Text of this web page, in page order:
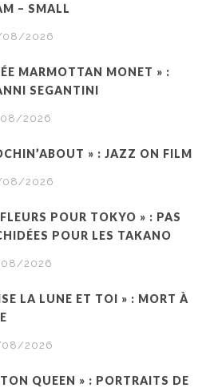
– SMALL
2026
MARMOTTAN MONET » :
SEGANTINI
2026
» : JAZZ ON FILM
2026
POUR TOKYO » : PAS
POUR LES TAKANO
2026
LA LUNE ET TOI » : MORT À
2026
QUEEN » : PORTRAITS DE